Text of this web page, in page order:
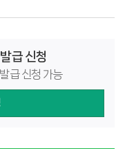
급 신청
급 신청 가능